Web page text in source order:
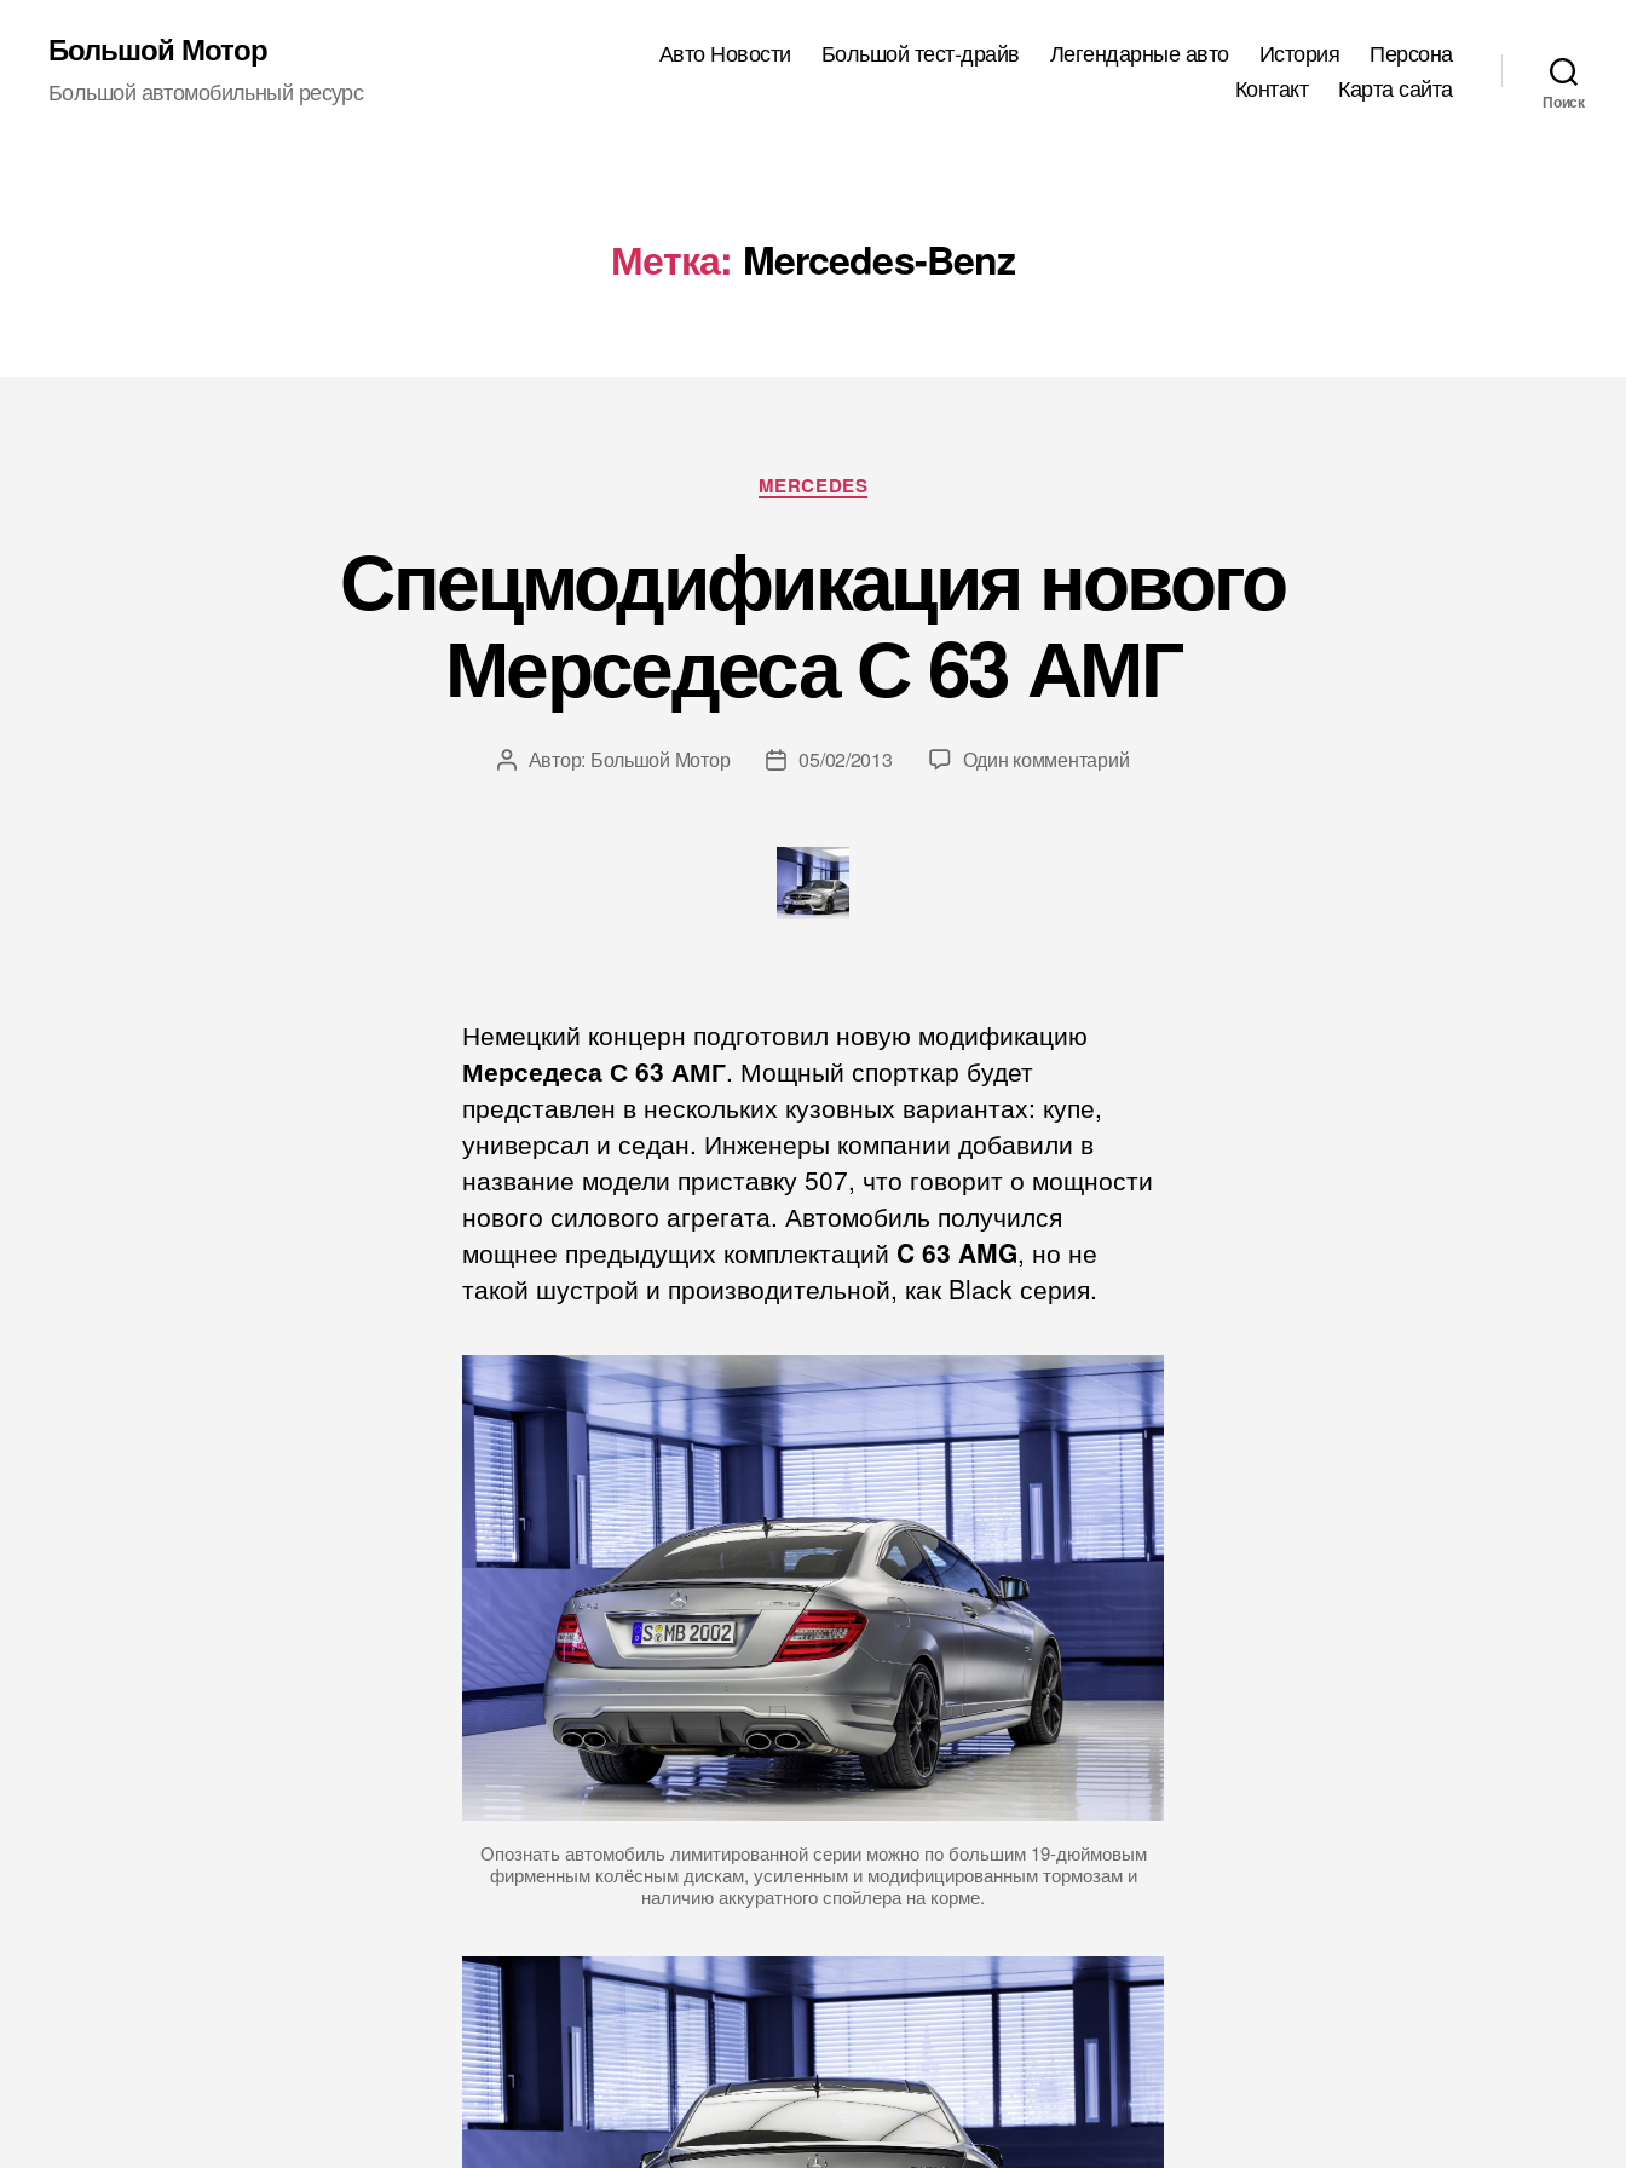
Большой Мотор
Большой автомобильный ресурс
Авто Новости Большой тест-драйв Легендарные авто История
Персона
Контакт
Карта сайта Поиск
Метка: Mercedes-Benz
Рубрики
MERCEDES
Спецмодификация нового
Мерседеса С 63 АМГ
Автор
Автор: Большой Мотор
Дата05/02/2013 Один комментарий
Немецкий концерн подготовил новую модификацию
Мерседеса С 63 АМГ. Мощный спорткар будет
представлен в нескольких кузовных вариантах: купе,
универсал и седан. Инженеры компании добавили в
название модели приставку 507, что говорит о мощности
нового силового агрегата. Автомобиль получился
мощнее предыдущих комплектаций C 63 AMG, но не
такой шустрой и производительной, как Black серия.
Опознать автомобиль лимитированной серии можно по большим 19-дюймовым
фирменным колёсным дискам, усиленным и модифицированным тормозам и
наличию аккуратного спойлера на корме.